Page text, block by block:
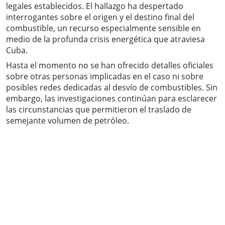
legales establecidos. El hallazgo ha despertado
interrogantes sobre el origen y el destino final del
combustible, un recurso especialmente sensible en
medio de la profunda crisis energética que atraviesa
Cuba.
Hasta el momento no se han ofrecido detalles oficiales
sobre otras personas implicadas en el caso ni sobre
posibles redes dedicadas al desvío de combustibles. Sin
embargo, las investigaciones continúan para esclarecer
las circunstancias que permitieron el traslado de
semejante volumen de petróleo.